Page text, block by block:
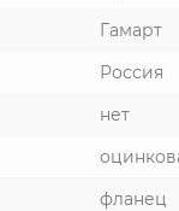
Гамарт
Россия
нет
фланец